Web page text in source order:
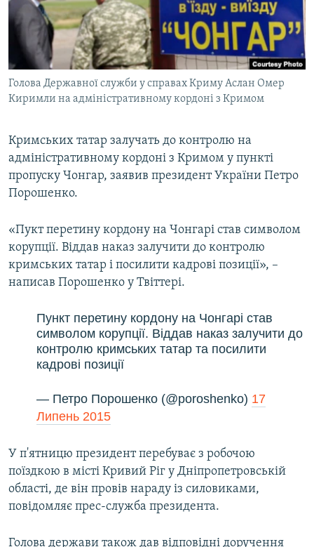
ВІДЕОУРОКИ «ELIFBE»
СВІДЧЕННЯ ОКУПАЦІЇ
УКРАЇНСЬКА ПРОБЛЕМА КРИМУ
ІНФОГРАФІКА
Русский
Qırımtatar
ДОЛУЧАЙСЯ!
Усі сайти RFE/RL
Голова Державної служби у справах Криму Аслан Омер
Киримли на адміністративному кордоні з Кримом
Кримських татар залучать до контролю на
адміністративному кордоні з Кримом у пункті
пропуску Чонгар, заявив президент України Петро
Порошенко.
«Пукт перетину кордону на Чонгарі став символом
корупції. Віддав наказ залучити до контролю
кримських татар і посилити кадрові позиції», –
написав Порошенко у Твіттері.
Пункт перетину кордону на Чонгарі став
символом корупції. Віддав наказ залучити до
контролю кримських татар та посилити
кадрові позиції
— Петро Порошенко (@poroshenko) 17
Липень 2015
У п'ятницю президент перебуває з робочою
поїздкою в місті Кривий Ріг у Дніпропетровській
області, де він провів нараду із силовиками,
повідомляє прес-служба президента.
Голова держави також дав відповідні доручення